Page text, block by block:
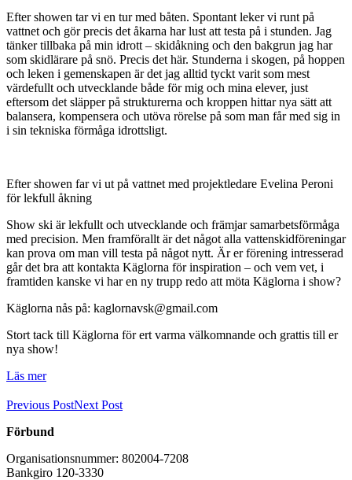
Efter showen tar vi en tur med båten. Spontant leker vi runt på
vattnet och gör precis det åkarna har lust att testa på i stunden. Jag
tänker tillbaka på min idrott – skidåkning och den bakgrun jag har
som skidlärare på snö. Precis det här. Stunderna i skogen, på hoppen
och leken i gemenskapen är det jag alltid tyckt varit som mest
värdefullt och utvecklande både för mig och mina elever, just
eftersom det släpper på strukturerna och kroppen hittar nya sätt att
balansera, kompensera och utöva rörelse på som man får med sig in
i sin tekniska förmåga idrottsligt.
Efter showen far vi ut på vattnet med projektledare Evelina Peroni
för lekfull åkning
Show ski är lekfullt och utvecklande och främjar samarbetsförmåga
med precision. Men framförallt är det något alla vattenskidföreningar
kan prova om man vill testa på något nytt. Är er förening intresserad
går det bra att kontakta Käglorna för inspiration – och vem vet, i
framtiden kanske vi har en ny trupp redo att möta Käglorna i show?
Käglorna nås på: kaglornavsk@gmail.com
Stort tack till Käglorna för ert varma välkomnande och grattis till er
nya show!
Läs mer
Previous PostNext Post
Förbund
Organisationsnummer: 802004-7208
Bankgiro 120-3330